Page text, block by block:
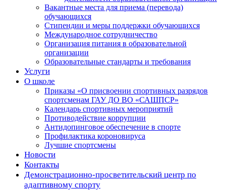
Вакантные места для приема (перевода)
обучающихся
Стипендии и меры поддержки обучающихся
Международное сотрудничество
Организация питания в образовательной
организации
Образовательные стандарты и требования
Услуги
О школе
Приказы «О присвоении спортивных разрядов
спортсменам ГАУ ДО ВО «САШПСР»
Календарь спортивных мероприятий
Противодействие коррупции
Антидопинговое обеспечение в спорте
Профилактика короновируса
Лучшие спортсмены
Новости
Контакты
Демонстрационно-просветительский центр по
адаптивному спорту